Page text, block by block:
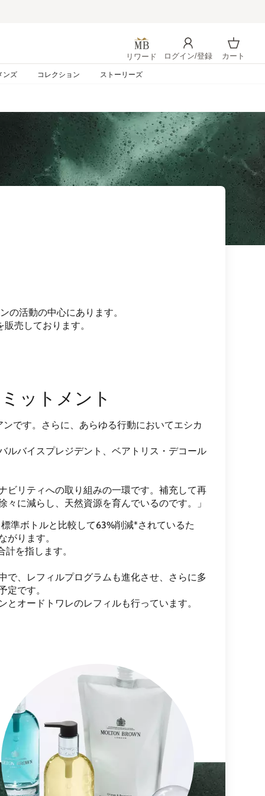
リワード
ログイン/登録
ログイン
カート
カート
ンズ
コレクション ストーリーズ
の活動の中心にあります。
売しております。
ットメント
です。さらに、あらゆる行動においてエシカ
ルバイスプレジデント、ベアトリス・デコール
ビリティへの取り組みの一環です。補充して再
に減らし、天然資源を育んでいるのです。」
準ボトルと比較して63%削減*されているた
がります。
を指します。
で、レフィルプログラムも進化させ、さらに多
定です。
オードトワレのレフィルも行っています。